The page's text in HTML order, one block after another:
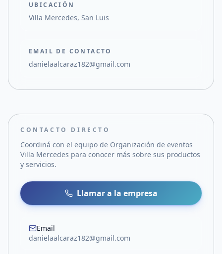
UBICACIÓN
Villa Mercedes, San Luis
EMAIL DE CONTACTO
danielaalcaraz182@gmail.com
CONTACTO DIRECTO
Coordiná con el equipo de Organización de eventos
Villa Mercedes para conocer más sobre sus productos
y servicios.
Llamar a la empresa
Email
danielaalcaraz182@gmail.com